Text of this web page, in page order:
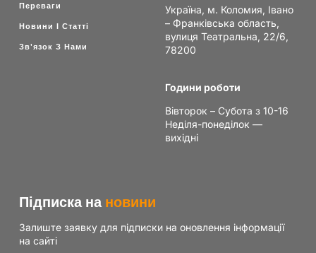
Переваги
Новини І Статті
Зв'язок З Нами
Україна, м. Коломия, Івано
– Франківська область,
вулиця Театральна, 22/6,
78200
Години роботи
Вівторок – Субота з 10-16
Неділя-понеділок —
вихідні
Підписка на новини
Залиште заявку для підписки на оновлення інформації
на сайті